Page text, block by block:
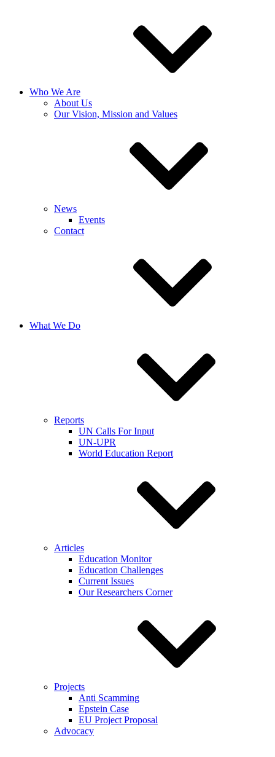
Who We Are
About Us
Our Vision, Mission and Values
News
Events
Contact
What We Do
Reports
UN Calls For Input
UN-UPR
World Education Report
Articles
Education Monitor
Education Challenges
Current Issues
Our Researchers Corner
Projects
Anti Scamming
Epstein Case
EU Project Proposal
Advocacy